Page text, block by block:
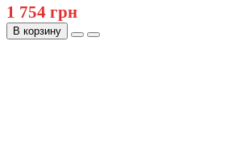
1 754 грн
В корзину